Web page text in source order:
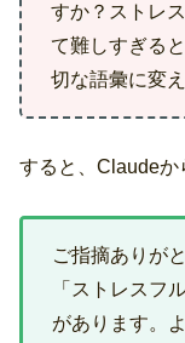
すか？ストレ
て難しすぎる
切な語彙に変
すると、Claudeか
ご指摘ありが
「ストレスフ
があります。